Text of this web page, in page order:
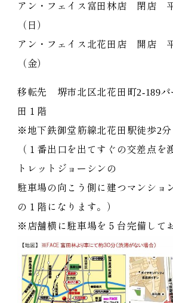
アン・フェイス富田林店 閉店
（日）
アン・フェイス北花田店 開店
（金）
移転先 堺市北区北花田町2-189パ
田１階
※地下鉄御堂筋線北花田駅徒歩2分
（１番出口を出てすぐの交差点を
トレットジョーシンの
駐車場の向こう側に建つマンショ
の１階になります。）
※店舗横に駐車場を５台完備して